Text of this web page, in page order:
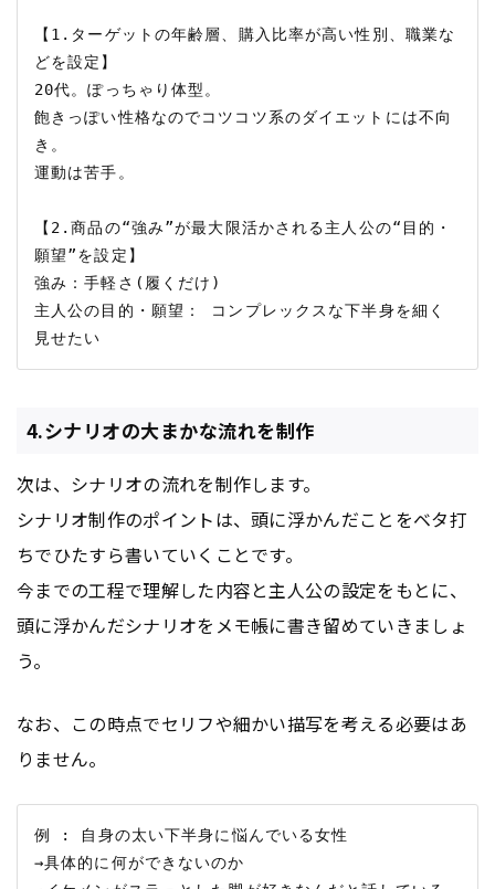
【1.ターゲットの年齢層、購入比率が高い性別、職業な
どを設定】
20代。ぽっちゃり体型。
飽きっぽい性格なのでコツコツ系のダイエットには不向
き。
運動は苦手。
【2.商品の“強み”が最大限活かされる主人公の“目的・
願望”を設定】
強み：手軽さ(履くだけ)
主人公の目的・願望： コンプレックスな下半身を細く
4.シナリオの大まかな流れを制作
次は、シナリオの流れを制作します。
シナリオ制作のポイントは、頭に浮かんだことをベタ打
ちでひたすら書いていくことです。
今までの工程で理解した内容と主人公の設定をもとに、
頭に浮かんだシナリオをメモ帳に書き留めていきましょ
う。
なお、この時点でセリフや細かい描写を考える必要はあ
りません。
例 : 自身の太い下半身に悩んでいる女性
→具体的に何ができないのか